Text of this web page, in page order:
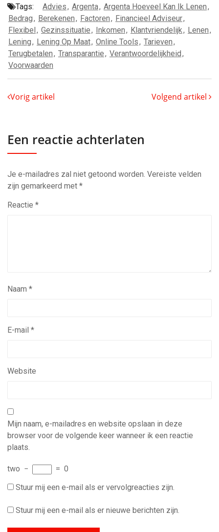
Tags: Advies, Argenta, Argenta Hoeveel Kan Ik Lenen,
Bedrag, Berekenen, Factoren, Financieel Adviseur,
Flexibel, Gezinssituatie, Inkomen, Klantvriendelijk, Lenen,
Lening, Lening Op Maat, Online Tools, Tarieven,
Terugbetalen, Transparantie, Verantwoordelijkheid,
Voorwaarden
Vorig artikel Volgend artikel
Een reactie achterlaten
Je e-mailadres zal niet getoond worden. Vereiste velden
zijn gemarkeerd met *
Reactie *
Naam *
E-mail *
Website
Mijn naam, e-mailadres en website opslaan in deze
browser voor de volgende keer wanneer ik een reactie
plaats.
two − = 0
Stuur mij een e-mail als er vervolgreacties zijn.
Stuur mij een e-mail als er nieuwe berichten zijn.